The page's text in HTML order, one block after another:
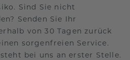
Sind Sie nicht
Senden Sie Ihr
von 30 Tagen zurück
sorgenfreien Service.
bei uns an erster Stelle.